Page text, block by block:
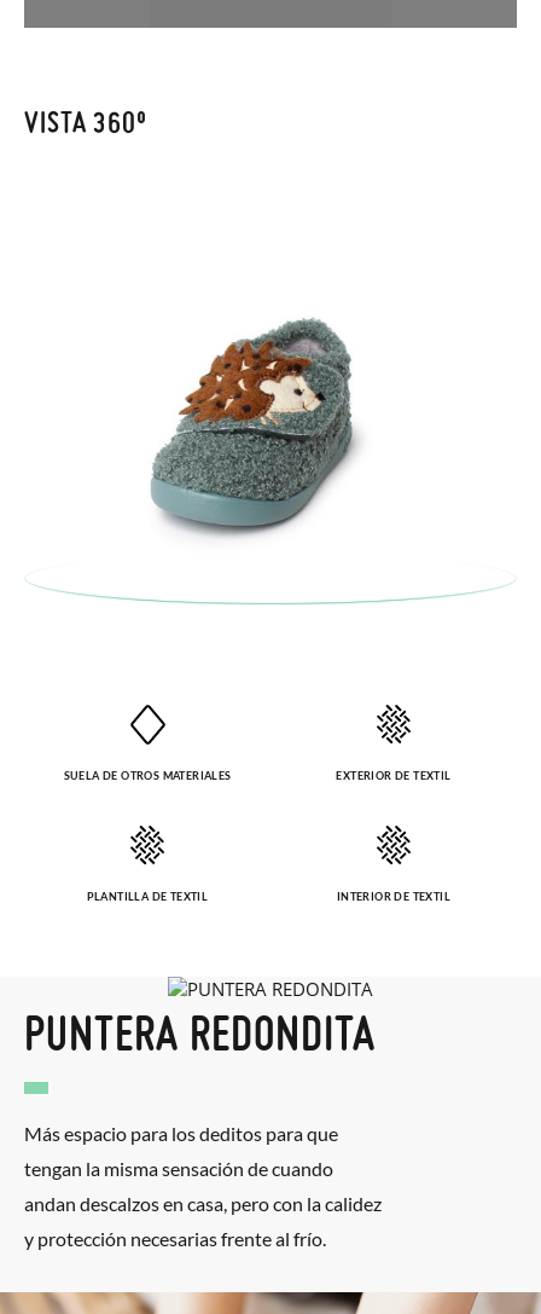
recogeremos la primera, sin gastos, en unos pocos días!
VISTA 360º
SUELA DE OTROS MATERIALES EXTERIOR DE TEXTIL
PLANTILLA DE TEXTIL INTERIOR DE TEXTIL
PUNTERA REDONDITA
Más espacio para los deditos para que
tengan la misma sensación de cuando
andan descalzos en casa, pero con la calidez
y protección necesarias frente al frío.